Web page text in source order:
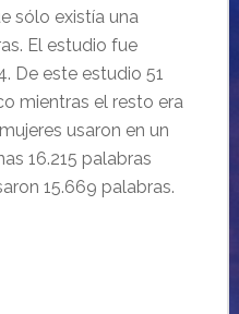
sólo existía una
El estudio fue
De este estudio 51
mientras el resto era
usaron en un
16.215 palabras
15.669 palabras.